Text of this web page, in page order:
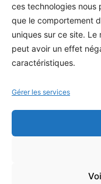
ces technologies nous
que le comportement
uniques sur ce site.
peut avoir un effet
caractéristiques.
Gérer les services
Contact / Support
Mes publications
INFORMATIONS
Conditions générales